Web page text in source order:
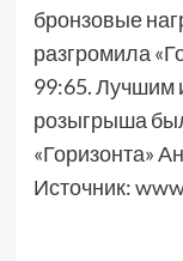
бронзовые
разгромила
99:65. Лучшим
розыгрыша
«Горизонта»
Источник: